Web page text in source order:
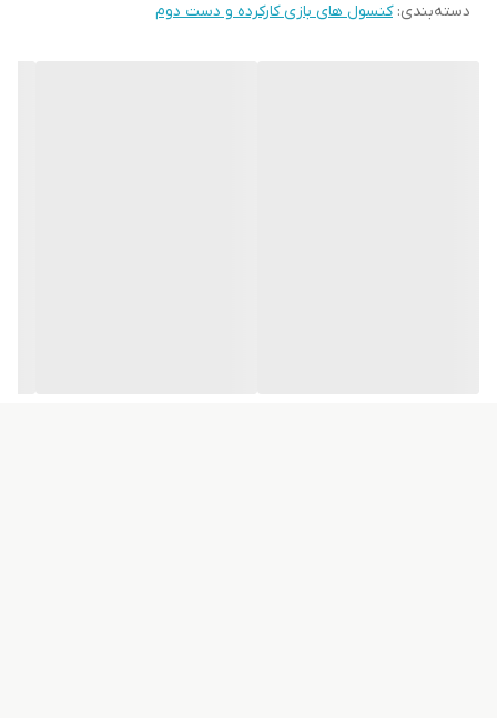
دسته‌بندی:کنسول های بازی کارکرده و دست دوم